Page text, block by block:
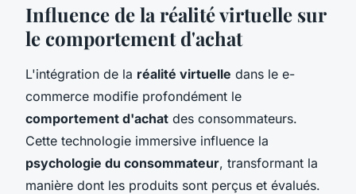
Influence de la réalité virtuelle sur
le comportement d'achat
L'intégration de la réalité virtuelle dans le e-
commerce modifie profondément le
comportement d'achat des consommateurs.
Cette technologie immersive influence la
psychologie du consommateur, transformant la
manière dont les produits sont perçus et évalués.